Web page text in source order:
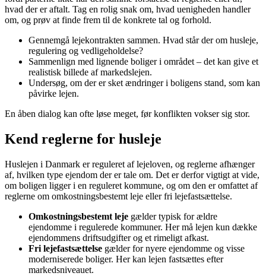
hvad der er aftalt. Tag en rolig snak om, hvad uenigheden handler
om, og prøv at finde frem til de konkrete tal og forhold.
Gennemgå lejekontrakten sammen. Hvad står der om husleje,
regulering og vedligeholdelse?
Sammenlign med lignende boliger i området – det kan give et
realistisk billede af markedslejen.
Undersøg, om der er sket ændringer i boligens stand, som kan
påvirke lejen.
En åben dialog kan ofte løse meget, før konflikten vokser sig stor.
Kend reglerne for husleje
Huslejen i Danmark er reguleret af lejeloven, og reglerne afhænger
af, hvilken type ejendom der er tale om. Det er derfor vigtigt at vide,
om boligen ligger i en reguleret kommune, og om den er omfattet af
reglerne om omkostningsbestemt leje eller fri lejefastsættelse.
Omkostningsbestemt leje gælder typisk for ældre
ejendomme i regulerede kommuner. Her må lejen kun dække
ejendommens driftsudgifter og et rimeligt afkast.
Fri lejefastsættelse gælder for nyere ejendomme og visse
moderniserede boliger. Her kan lejen fastsættes efter
markedsniveauet.